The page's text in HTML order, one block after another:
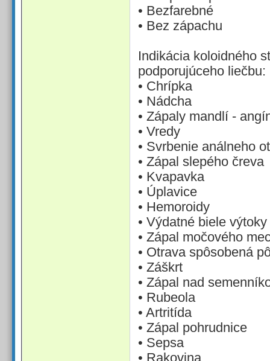
• Bezfarebné
• Bez zápachu
Indikácia koloidného
podporujúceho liečbu:
• Chrípka
• Nádcha
• Zápaly mandlí -
• Vredy
• Svrbenie análneho
• Zápal slepého čreva
• Kvapavka
• Úplavice
• Hemoroidy
• Výdatné biele výtoky
• Zápal močového
• Otrava spôsobená
• Záškrt
• Zápal nad
• Rubeola
• Artritída
• Zápal pohrudnice
• Sepsa
• Rakovina